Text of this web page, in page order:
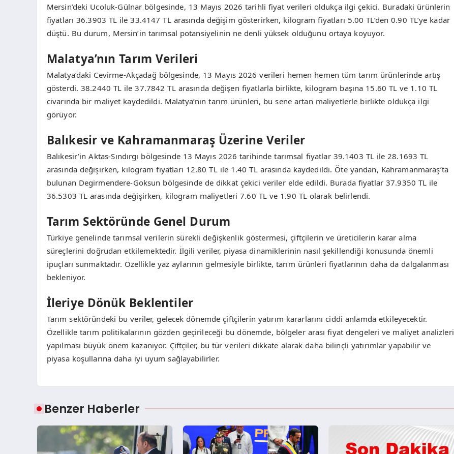
Mersin’deki Ucoluk-Gülnar bölgesinde, 13 Mayıs 2026 tarihli fiyat verileri oldukça ilgi çekici. Buradaki ürünlerin
fiyatları 36.3903 TL ile 33.4147 TL arasında değişim gösterirken, kilogram fiyatları 5.00 TL’den 0.90 TL’ye kadar
düştü. Bu durum, Mersin’in tarımsal potansiyelinin ne denli yüksek olduğunu ortaya koyuyor.
Malatya’nın Tarım Verileri
Malatya’daki Cevirme-Akçadağ bölgesinde, 13 Mayıs 2026 verileri hemen hemen tüm tarım ürünlerinde artış
gösterdi. 38.2440 TL ile 37.7842 TL arasında değişen fiyatlarla birlikte, kilogram başına 15.60 TL ve 1.10 TL
civarında bir maliyet kaydedildi. Malatya’nın tarım ürünleri, bu sene artan maliyetlerle birlikte oldukça ilgi
görüyor.
Balıkesir ve Kahramanmaraş Üzerine Veriler
Balıkesir’in Aktas-Sındırgı bölgesinde 13 Mayıs 2026 tarihinde tarımsal fiyatlar 39.1403 TL ile 28.1693 TL
arasında değişirken, kilogram fiyatları 12.80 TL ile 1.40 TL arasında kaydedildi. Öte yandan, Kahramanmaraş’ta
bulunan Degirmendere-Goksun bölgesinde de dikkat çekici veriler elde edildi. Burada fiyatlar 37.9350 TL ile
36.5303 TL arasında değişirken, kilogram maliyetleri 7.60 TL ve 1.90 TL olarak belirlendi.
Tarım Sektöründe Genel Durum
Türkiye genelinde tarımsal verilerin sürekli değişkenlik göstermesi, çiftçilerin ve üreticilerin karar alma
süreçlerini doğrudan etkilemektedir. İlgili veriler, piyasa dinamiklerinin nasıl şekillendiği konusunda önemli
ipuçları sunmaktadır. Özellikle yaz aylarının gelmesiyle birlikte, tarım ürünleri fiyatlarının daha da dalgalanması
bekleniyor.
İleriye Dönük Beklentiler
Tarım sektöründeki bu veriler, gelecek dönemde çiftçilerin yatırım kararlarını ciddi anlamda etkileyecektir.
Özellikle tarım politikalarının gözden geçirileceği bu dönemde, bölgeler arası fiyat dengeleri ve maliyet analizleri
yapılması büyük önem kazanıyor. Çiftçiler, bu tür verileri dikkate alarak daha bilinçli yatırımlar yapabilir ve
piyasa koşullarına daha iyi uyum sağlayabilirler.
Benzer Haberler